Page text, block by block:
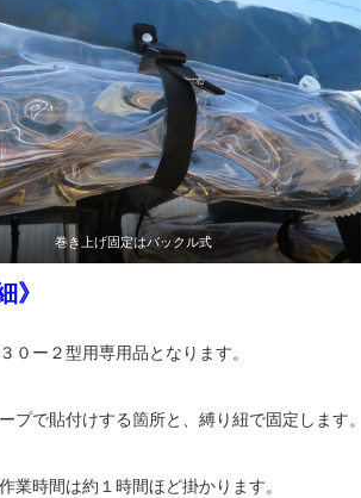
巻き上げ固定はバックル式
》
０ー２型用専用品となります。
プで貼付けする箇所と、縛り紐で固定します。
業時間は約１時間ほど掛かります。